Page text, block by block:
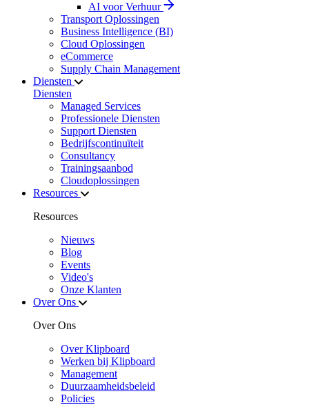
AI voor Verhuur
Transport Oplossingen
Business Intelligence (BI)
Cloud Oplossingen
eCommerce
Supply Chain Management
Diensten
Diensten
Managed Services
Professionele Diensten
Support Diensten
Bedrijfscontinuïteit
Consultancy
Trainingsaanbod
Cloudoplossingen
Resources
Resources
Nieuws
Blog
Events
Video's
Onze Klanten
Over Ons
Over Ons
Over Klipboard
Werken bij Klipboard
Management
Duurzaamheidsbeleid
Policies